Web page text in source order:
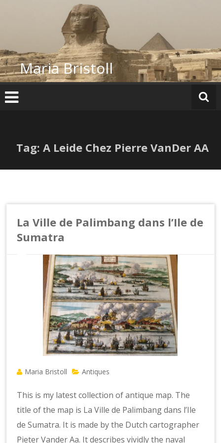
Maria Bristoll
Tag: A Leide Chez Pierre VanDer AA
La Ville de Palimbang dans l’Ile de
Sumatra
Maria Bristoll Antiques
This is my latest collection of antique map. The
title of the map is La Ville de Palimbang dans l’Ile
de Sumatra. It is made by the Dutch cartographer
Pieter Vander Aa. It describes vividly the naval